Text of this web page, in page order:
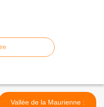
Vallée de la Maurienne :